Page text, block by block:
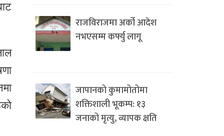
राजविराजमा अर्को आदेश
नभएसम्म कर्फ्यु लागू
जापानको कुमामोतोमा
शक्तिशाली भूकम्प: १३
जनाको मृत्यु, व्यापक क्षति